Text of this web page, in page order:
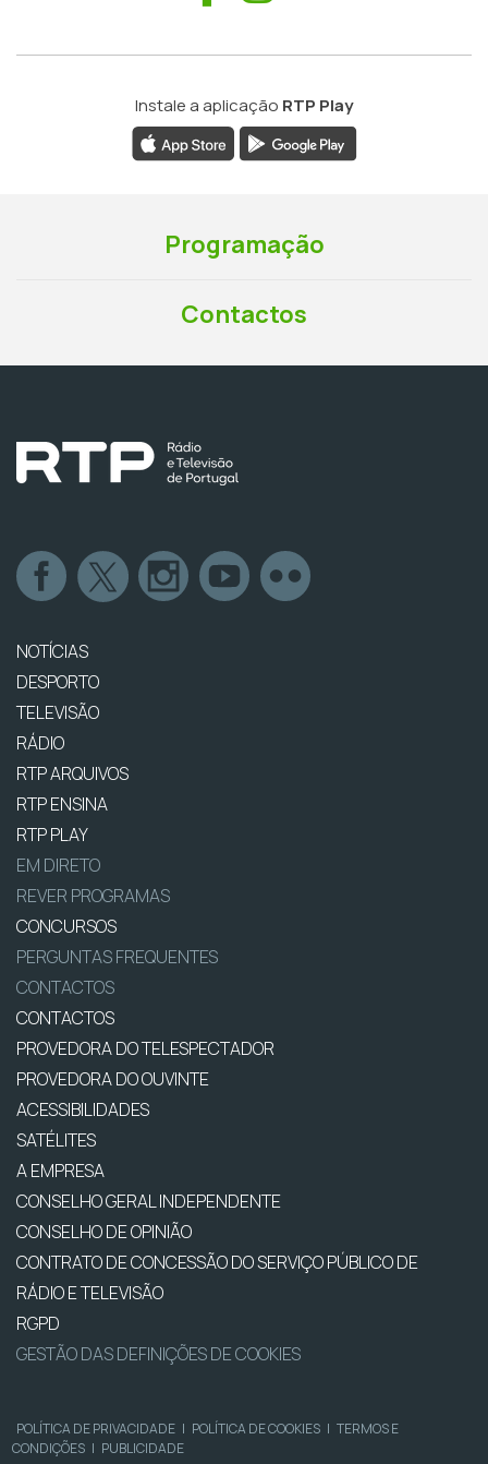
Instale a aplicação RTP Play
Programação
Contactos
NOTÍCIAS
DESPORTO
TELEVISÃO
RÁDIO
RTP ARQUIVOS
RTP ENSINA
RTP PLAY
EM DIRETO
REVER PROGRAMAS
CONCURSOS
PERGUNTAS FREQUENTES
CONTACTOS
CONTACTOS
PROVEDORA DO TELESPECTADOR
PROVEDORA DO OUVINTE
ACESSIBILIDADES
SATÉLITES
A EMPRESA
CONSELHO GERAL INDEPENDENTE
CONSELHO DE OPINIÃO
CONTRATO DE CONCESSÃO DO SERVIÇO PÚBLICO DE
RÁDIO E TELEVISÃO
RGPD
GESTÃO DAS DEFINIÇÕES DE COOKIES
POLÍTICA DE PRIVACIDADE | POLÍTICA DE COOKIES | TERMOS E
CONDIÇÕES | PUBLICIDADE